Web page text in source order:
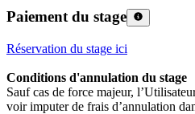
Paiement du stage
Réservation du stage ici
Conditions d'annulation du stage
Sauf cas de force majeur,
voir imputer de frais d’annulation